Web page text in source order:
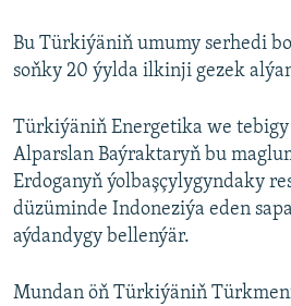
Bu Türkiýäniň umumy serhedi
soňky 20 ýylda ilkinji gezek
Türkiýäniň Energetika we
Alparslan Baýraktaryň bu
Erdoganyň ýolbaşçylygyndaky
düzüminde Indoneziýa eden
aýdandygy bellenýär.
Mundan öň Türkiýäniň